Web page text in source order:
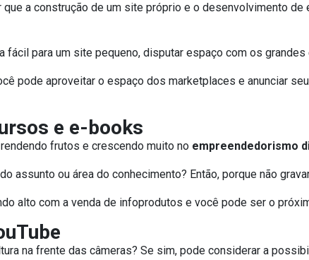
a construção de um site próprio e o desenvolvimento
fácil para um site pequeno, disputar espaço com os
pode aproveitar o espaço dos marketplaces e anunciar
e e-books
frutos e crescendo muito no empreendedorismo
assunto ou área do conhecimento? Então, porque não
alto com a venda de infoprodutos e você pode ser o
na frente das câmeras? Se sim, pode considerar a